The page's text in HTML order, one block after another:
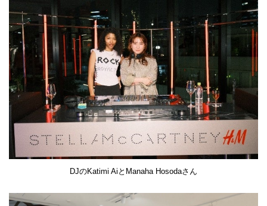
DJのKatimi AiとManaha Hosodaさん